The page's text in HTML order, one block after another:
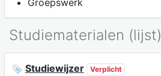
Groepswerk
Studiematerialen (lijst)
Studiewijzer Verplicht